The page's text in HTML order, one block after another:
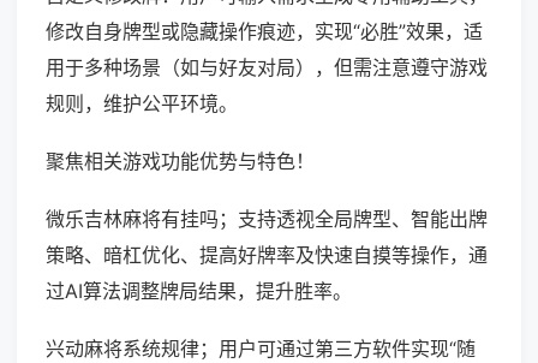
修改自身牌型或隐藏操作痕迹，实现“必胜”效果，适
用于多种场景（如与好友对局），但需注意遵守游戏
规则，维护公平环境。
聚焦相关游戏功能优势与特色！
微乐吉林麻将有挂吗；支持透视全局牌型、智能出牌
策略、暗杠优化、提高好牌率及快速自摸等操作，通
过AI算法调整牌局结果，提升胜率。
兴动麻将系统规律；用户可通过第三方软件实现“随